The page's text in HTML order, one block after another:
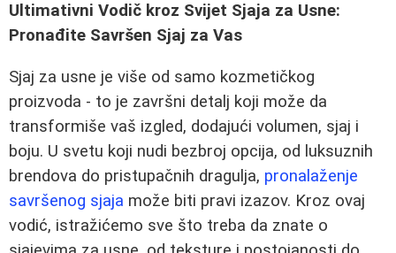
Ultimativni Vodič kroz Svijet Sjaja za Usne:
Pronađite Savršen Sjaj za Vas
Sjaj za usne je više od samo kozmetičkog
proizvoda - to je završni detalj koji može da
transformiše vaš izgled, dodajući volumen, sjaj i
boju. U svetu koji nudi bezbroj opcija, od luksuznih
brendova do pristupačnih dragulja, pronalaženje
savršenog sjaja može biti pravi izazov. Kroz ovaj
vodić, istražićemo sve što treba da znate o